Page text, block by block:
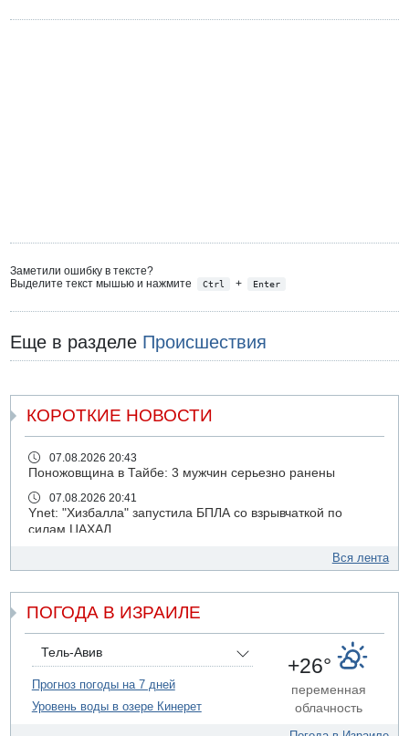
Заметили ошибку в тексте?
Выделите текст мышью и нажмите
Ctrl + Enter
Еще в разделе Происшествия
КОРОТКИЕ НОВОСТИ
07.08.2026 20:43
Поножовщина в Тайбе: 3 мужчин серьезно ранены
07.08.2026 20:41
Ynet: "Хизбалла" запустила БПЛА со взрывчаткой по
силам ЦАХАЛ
ДТП в Ашдоде: тяжело ранены двое маленьких детей
07.08.2026 19:14
Скончался водитель, врезавшийся в стену в
Иерусалиме
07.08.2026 17:57
Подозреваемый в домогательствах в хостеле - Гильбоа
Дахан
07.08.2026 17:55
Вся лента
ПОГОДА В ИЗРАИЛЕ
Тель-Авив
Прогноз погоды на 7 дней
Уровень воды в озере Кинерет
+26°
переменная
облачность